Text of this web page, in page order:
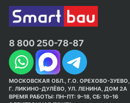
8 800 250-78-87
МОСКОВСКАЯ ОБЛ., Г.О. ОРЕХОВО-ЗУЕВО,
Г. ЛИКИНО-ДУЛЁВО, УЛ. ЛЕНИНА, ДОМ 2А
ВРЕМЯ РАБОТЫ: ПН–ПТ: 9–18, СБ: 10–16